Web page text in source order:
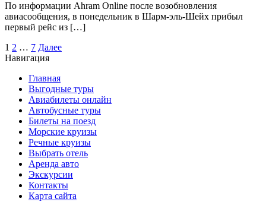
По информации Ahram Online после возобновления
авиасообщения, в понедельник в Шарм-эль-Шейх прибыл
первый рейс из […]
Пагинация
записей
1 2 … 7 Далее
Навигация
Главная
Выгодные туры
Авиабилеты онлайн
Автобусные туры
Билеты на поезд
Морские круизы
Речные круизы
Выбрать отель
Аренда авто
Экскурсии
Контакты
Карта сайта